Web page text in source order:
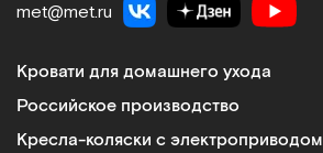
met@met.ru
Кровати для домашнего ухода
Российское производство
Кресла-коляски с электроприводом